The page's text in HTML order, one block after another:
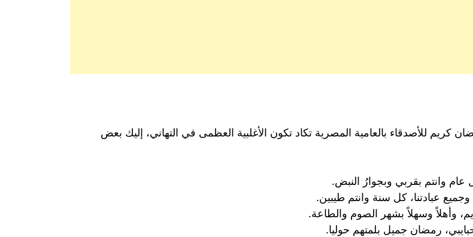
كريم للأصدقاء بالعامية المصرية تكاد تكون الأغلبية العظمى في التهاني، إليك بعض
عام وانتم بقربي وبجوارُ النبض.
عبادتنا، كل سنة وانتم طيبين.
وأهلاً وسهلاً بشهر الصوم والطاعة.
رمضان جميل بلمتهم حوليا.